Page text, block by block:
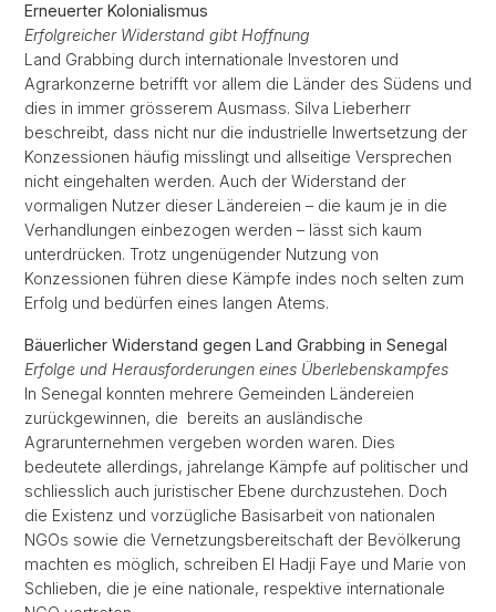
Erneuerter Kolonialismus
Erfolgreicher Widerstand gibt Hoffnung
Land Grabbing durch internationale Investoren und
Agrarkonzerne betrifft vor allem die Länder des Südens und
dies in immer grösserem Ausmass. Silva Lieberherr
beschreibt, dass nicht nur die industrielle Inwertsetzung der
Konzessionen häufig misslingt und allseitige Versprechen
nicht eingehalten werden. Auch der Widerstand der
vormaligen Nutzer dieser Ländereien – die kaum je in die
Verhandlungen einbezogen werden – lässt sich kaum
unterdrücken. Trotz ungenügender Nutzung von
Konzessionen führen diese Kämpfe indes noch selten zum
Erfolg und bedürfen eines langen Atems.
Bäuerlicher Widerstand gegen Land Grabbing in Senegal
Erfolge und Herausforderungen eines Überlebenskampfes
In Senegal konnten mehrere Gemeinden Ländereien
zurückgewinnen, die bereits an ausländische
Agrarunternehmen vergeben worden waren. Dies
bedeutete allerdings, jahrelange Kämpfe auf politischer und
schliesslich auch juristischer Ebene durchzustehen. Doch
die Existenz und vorzügliche Basisarbeit von nationalen
NGOs sowie die Vernetzungsbereitschaft der Bevölkerung
machten es möglich, schreiben El Hadji Faye und Marie von
Schlieben, die je eine nationale, respektive internationale